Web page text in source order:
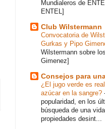
Mundialeros de
ENTEL]
Club Wilstermann
Convocatoria de
Gurkas y Pipo
Wilstermann sobre
Gimenez]
Consejos para
¿El jugo verde es
azúcar en la sangre?
popularidad, en los
búsqueda de una
propiedades desint...